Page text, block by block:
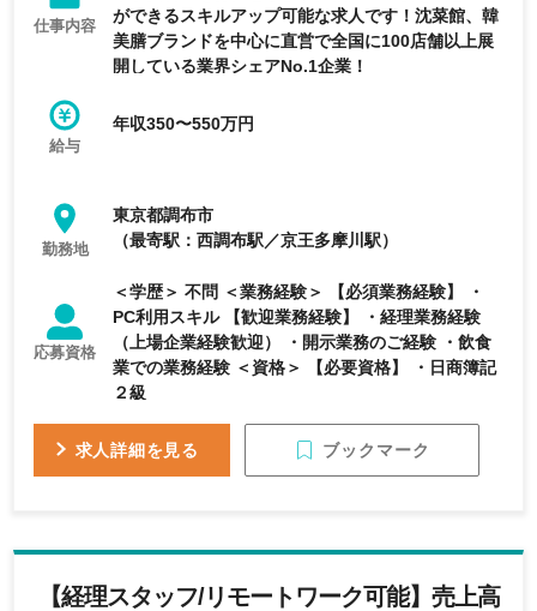
仕事内容
ができるスキルアップ可能な求人です！沈菜館、韓
美膳ブランドを中⼼に直営で全国に100店舗以上展
開している業界シェアNo.1企業！
給与
年収350〜550万円
勤務地
東京都調布市
（最寄駅：西調布駅／京王多摩川駅）
応募資格
＜学歴＞ 不問 ＜業務経験＞ 【必須業務経験】 ・
PC利用スキル 【歓迎業務経験】 ・経理業務経験
（上場企業経験歓迎） ・開示業務のご経験 ・飲食
業での業務経験 ＜資格＞ 【必要資格】 ・日商簿記
２級
求人詳細を見る ブックマーク
【経理スタッフ/リモートワーク可能】売上高